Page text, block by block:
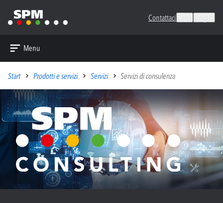
Contattaci
Menu
Start Prodotti e servizi Servizi Servizi di consulenza